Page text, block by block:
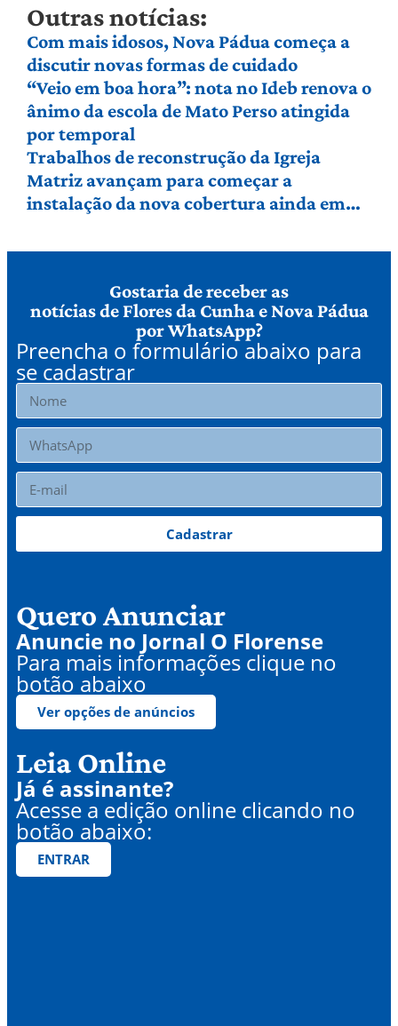
Outras notícias:
Com mais idosos, Nova Pádua começa a
discutir novas formas de cuidado
“Veio em boa hora”: nota no Ideb renova o
ânimo da escola de Mato Perso atingida
por temporal
Trabalhos de reconstrução da Igreja
Matriz avançam para começar a
instalação da nova cobertura ainda em
Gostaria de receber as
notícias de Flores da Cunha e Nova Pádua
por WhatsApp?
Preencha o formulário abaixo para
se cadastrar
Cadastrar
Quero Anunciar
Anuncie no Jornal O Florense
Para mais informações clique no
botão abaixo
Ver opções de anúncios
Leia Online
Já é assinante?
Acesse a edição online clicando no
botão abaixo:
ENTRAR